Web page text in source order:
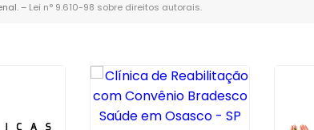
– Lei n° 9.610-98 sobre direitos autorais.